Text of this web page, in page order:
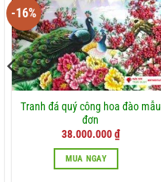
-16%
Tranh đá quý công hoa đào mẫu
đơn
Giá
là:
45.000.000 ₫.
38.000.000₫Giá
hiện
MUA NGAY